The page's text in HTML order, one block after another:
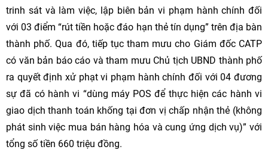
trinh sát và làm việc, lập biên bản vi phạm hành chính đối
với 03 điểm “rút tiền hoặc đáo hạn thẻ tín dụng” trên địa bàn
thành phố. Qua đó, tiếp tục tham mưu cho Giám đốc CATP
có văn bản báo cáo và tham mưu Chủ tịch UBND thành phố
ra quyết định xử phạt vi phạm hành chính đối với 04 đương
sự đã có hành vi “dùng máy POS để thực hiện các hành vi
giao dịch thanh toán khống tại đơn vị chấp nhận thẻ (không
phát sinh việc mua bán hàng hóa và cung ứng dịch vụ)” với
tổng số tiền 660 triệu đồng.